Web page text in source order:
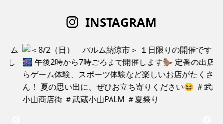
INSTAGRAM